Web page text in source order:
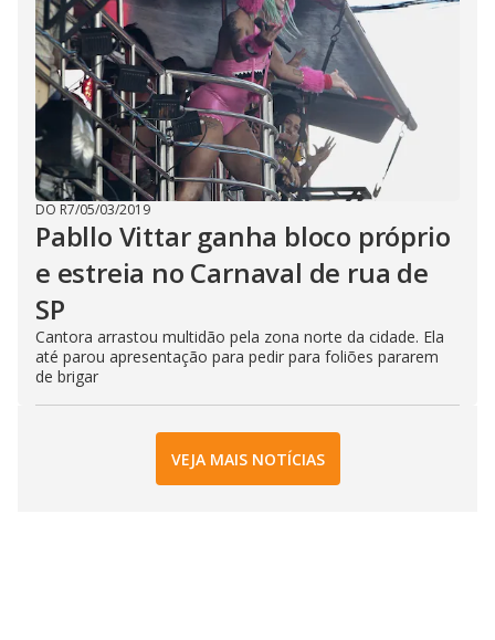
DO R7/05/03/2019
Pabllo Vittar ganha bloco próprio
e estreia no Carnaval de rua de
SP
Cantora arrastou multidão pela zona norte da cidade. Ela
até parou apresentação para pedir para foliões pararem
de brigar
VEJA MAIS NOTÍCIAS